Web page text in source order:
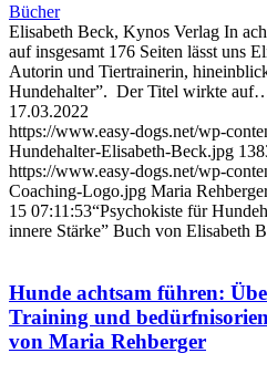
Bücher
Elisabeth Beck, Kynos Verlag In
auf insgesamt 176 Seiten lässt uns
Autorin und Tiertrainerin,
Hundehalter”. Der Titel wirkte
17.03.2022
https://www.easy-dogs.net/wp-
Hundehalter-Elisabeth-Beck.jpg
https://www.easy-dogs.net/wp-
Coaching-Logo.jpg Maria
15 07:11:53“Psychokiste für
innere Stärke” Buch von Elisabeth
Hunde achtsam führen:
Training und
von Maria Rehberger